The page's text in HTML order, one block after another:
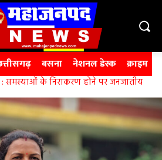
बसना नेशनल डेस्क क्राइम
: समस्याओं के निराकरण होने पर जनजातीय